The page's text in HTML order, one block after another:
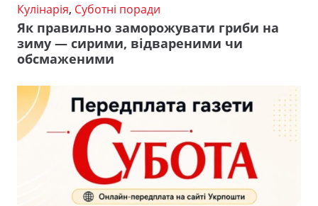
Кулінарія, Суботні поради
Як правильно заморожувати гриби на
зиму — сирими, відвареними чи
обсмаженими